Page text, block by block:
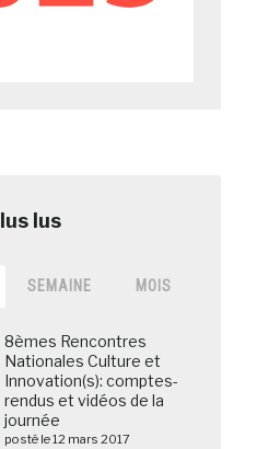
SEMAINE MOIS
8èmes Rencontres
Nationales Culture et
Innovation(s): comptes-
rendus et vidéos de la
journée
posté le 12 mars 2017